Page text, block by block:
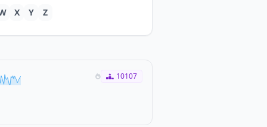
X Y Z
10107